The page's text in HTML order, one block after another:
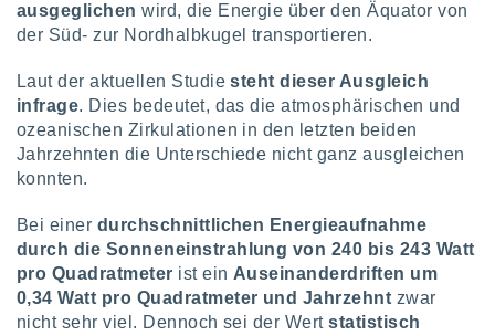
nicht
können
von
und
klicken.
und
ausgeglichenwird, die Energie über den Äquator von
der Süd- zur Nordhalbkugel transportieren.
Laut der aktuellen Studiesteht dieser Ausgleich
infrage. Dies bedeutet, das die atmosphärischen und
ozeanischen Zirkulationen in den letzten beiden
Jahrzehnten die Unterschiede nicht ganz ausgleichen
konnten.
Bei einer durchschnittlichen Energieaufnahme
durch die Sonneneinstrahlung von 240 bis 243 Watt
pro Quadratmeter ist ein Auseinanderdriften um
0,34 Watt pro Quadratmeter und Jahrzehnt zwar
nicht sehr viel. Dennoch sei der Wertstatistisch